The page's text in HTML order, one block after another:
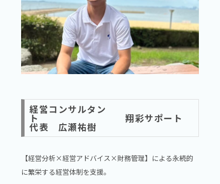
経営コンサルタン
ト 翔彩サポート
代表 広瀬祐樹
【経営分析×経営アドバイス×財務管理】による永続的
に繁栄する経営体制を支援。